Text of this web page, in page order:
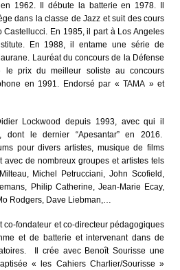
1962. Il débute la batterie en 1978. Il
dans la classe de Jazz et suit des cours
En 1985, il part à Los Angeles
En 1988, il entame une série de
Lauréat du concours de la Défense
prix du meilleur soliste au concours
en 1991. Endorsé par « TAMA » et
Lockwood depuis 1993, avec qui il
dont le dernier “Apesantar” en 2016.
pour divers artistes, musique de films
de nombreux groupes et artistes tels
Michel Petrucciani, John Scofield,
Philip Catherine, Jean-Marie Ecay,
Rodgers, Dave Liebman,…
co-fondateur et co-directeur pédagogiques
et de batterie et intervenant dans de
Il crée avec Benoît Sourisse une
« les Cahiers Charlier/Sourisse »